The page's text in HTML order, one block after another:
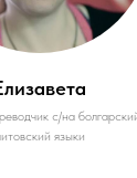
с/на
языки